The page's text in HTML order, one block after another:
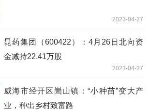
2023-04-27
昆药集团（600422）：4月26日北向资
金减持22.41万股
2023-04-27
威海市经开区崮山镇：“小种苗”变大产
业，种出乡村致富路